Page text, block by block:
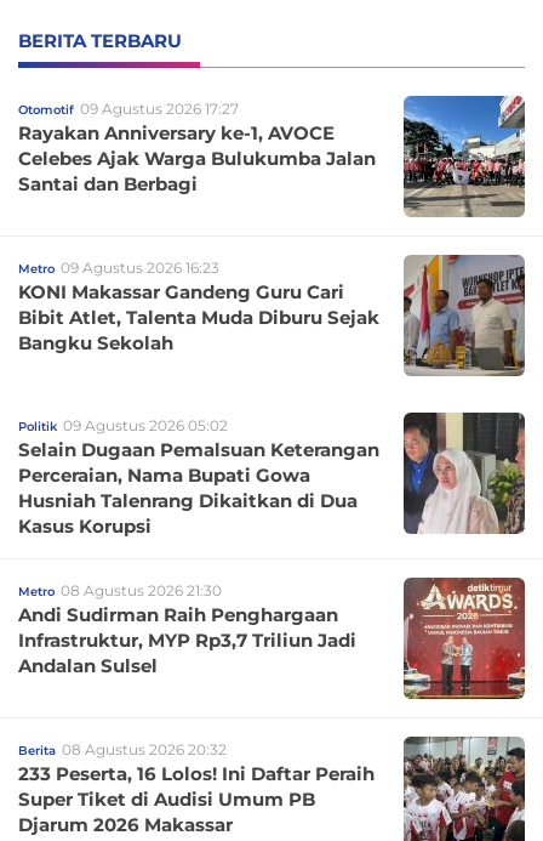
BERITA TERBARU
Otomotif 09 Agustus 2026 17:27
Rayakan Anniversary ke-1, AVOCE
Celebes Ajak Warga Bulukumba Jalan
Santai dan Berbagi
Metro 09 Agustus 2026 16:23
KONI Makassar Gandeng Guru Cari
Bibit Atlet, Talenta Muda Diburu Sejak
Bangku Sekolah
Politik 09 Agustus 2026 05:02
Selain Dugaan Pemalsuan Keterangan
Perceraian, Nama Bupati Gowa
Husniah Talenrang Dikaitkan di Dua
Kasus Korupsi
Metro 08 Agustus 2026 21:30
Andi Sudirman Raih Penghargaan
Infrastruktur, MYP Rp3,7 Triliun Jadi
Andalan Sulsel
Berita 08 Agustus 2026 20:32
233 Peserta, 16 Lolos! Ini Daftar Peraih
Super Tiket di Audisi Umum PB
Djarum 2026 Makassar